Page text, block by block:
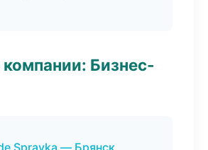
Бизнес-
Spravka — Брянск